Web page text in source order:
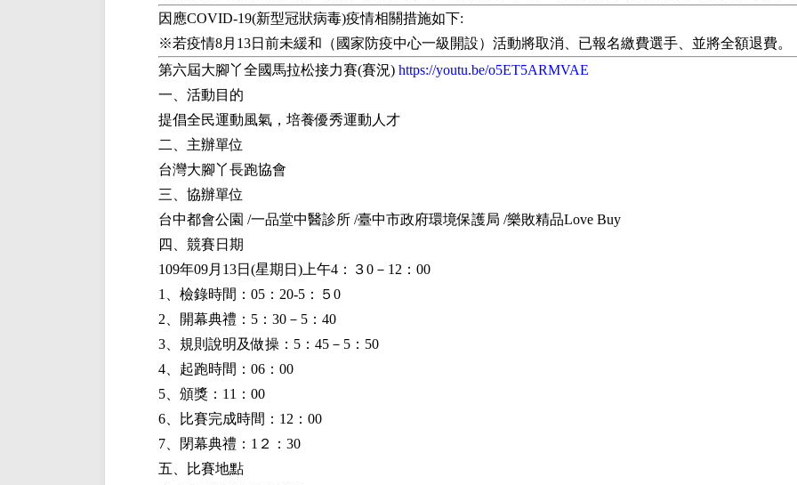
因應COVID-19(新型冠狀病毒)疫情相關措施如下:
※若疫情8月13日前未緩和（國家防疫中心一級開設）活動將取消、已報名繳費選手、並將全額退費。
第六屆大腳丫全國馬拉松接力賽(賽況) https://youtu.be/o5ET5ARMVAE
一、活動目的
提倡全民運動風氣，培養優秀運動人才
二、主辦單位
台灣大腳丫長跑協會
三、協辦單位
台中都會公園 /一品堂中醫診所 /臺中市政府環境保護局 /樂敗精品Love Buy
四、競賽日期
109年09月13日(星期日)上午4：３0－12：00
1、檢錄時間：05：20-5：５0
2、開幕典禮：5：30－5：40
3、規則說明及做操：5：45－5：50
4、起跑時間：06：00
5、頒獎：11：00
6、比賽完成時間：12：00
7、閉幕典禮：1２：30
五、比賽地點